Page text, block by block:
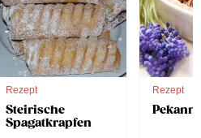
Rezept
Steirische
Spagatkrapfen
Rezept